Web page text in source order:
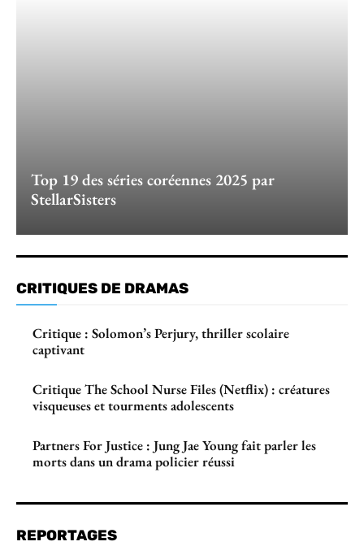
Top 19 des séries coréennes 2025 par
StellarSisters
CRITIQUES DE DRAMAS
Critique : Solomon’s Perjury, thriller scolaire
captivant
Critique The School Nurse Files (Netflix) : créatures
visqueuses et tourments adolescents
Partners For Justice : Jung Jae Young fait parler les
morts dans un drama policier réussi
REPORTAGES